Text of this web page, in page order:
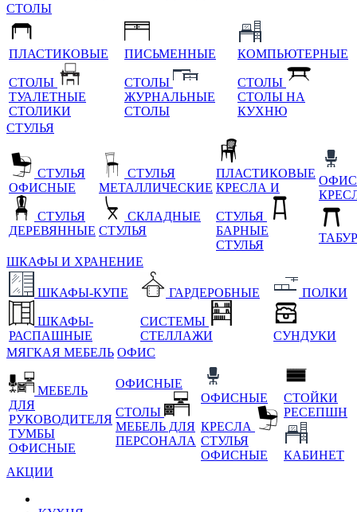
СТОЛЫ
ПЛАСТИКОВЫЕ
СТОЛЫ
ТУАЛЕТНЫЕ
СТОЛИКИ
ПИСЬМЕННЫЕ
СТОЛЫ
ЖУРНАЛЬНЫЕ
СТОЛЫ
КОМПЬЮТЕРНЫЕ
СТОЛЫ
СТОЛЫ НА
КУХНЮ
СТУЛЬЯ
СТУЛЬЯ
ОФИСНЫЕ
СТУЛЬЯ
ДЕРЕВЯННЫЕ
СТУЛЬЯ
МЕТАЛЛИЧЕСКИЕ
СКЛАДНЫЕ
СТУЛЬЯ
ПЛАСТИКОВЫЕ
КРЕСЛА И
СТУЛЬЯ
БАРНЫЕ
СТУЛЬЯ
ШКАФЫ И ХРАНЕНИЕ
ШКАФЫ-КУПЕ
ШКАФЫ-
РАСПАШНЫЕ
ГАРДЕРОБНЫЕ
СИСТЕМЫ
СТЕЛЛАЖИ
ПОЛКИ
СУНДУКИ
МЯГКАЯ МЕБЕЛЬ ОФИС
МЕБЕЛЬ
ДЛЯ
РУКОВОДИТЕЛЯ
ТУМБЫ
ОФИСНЫЕ
ОФИСНЫЕ
СТОЛЫ
МЕБЕЛЬ ДЛЯ
ПЕРСОНАЛА
ОФИСНЫЕ
КРЕСЛА
СТУЛЬЯ
ОФИСНЫЕ
СТОЙКИ
РЕСЕПШН
КАБИНЕТ
АКЦИИ